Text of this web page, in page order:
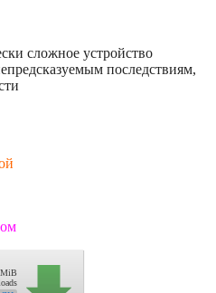
сложное устройство
последствиям,